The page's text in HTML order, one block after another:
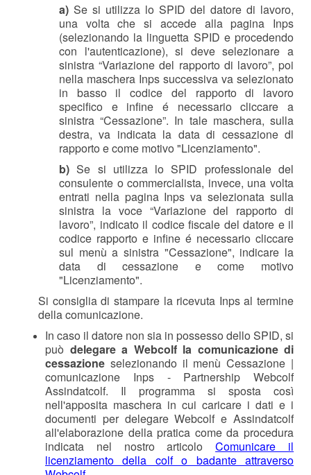
a) Se si utilizza lo SPID del datore di lavoro,
una volta che si accede alla pagina Inps
(selezionando la linguetta SPID e procedendo
con l'autenticazione), si deve selezionare a
sinistra “Variazione del rapporto di lavoro”, poi
nella maschera Inps successiva va selezionato
in basso il codice del rapporto di lavoro
specifico e infine é necessario cliccare a
sinistra “Cessazione”. In tale maschera, sulla
destra, va indicata la data di cessazione dl
rapporto e come motivo "Licenziamento".
b) Se si utilizza lo SPID professionale del
consulente o commercialista, invece, una volta
entrati nella pagina Inps va selezionata sulla
sinistra la voce “Variazione del rapporto di
lavoro”, indicato il codice fiscale del datore e il
codice rapporto e infine é necessario cliccare
sul menù a sinistra "Cessazione", indicare la
data di cessazione e come motivo
"Licenziamento".
Si consiglia di stampare la ricevuta Inps al termine
della comunicazione.
In caso il datore non sia in possesso dello SPID, si
può delegare a Webcolf la comunicazione di
cessazione selezionando il menù Cessazione |
comunicazione Inps - Partnership Webcolf
Assindatcolf. Il programma si sposta così
nell'apposita maschera in cui caricare i dati e i
documenti per delegare Webcolf e Assindatcolf
all'elaborazione della pratica come da procedura
indicata nel nostro articoloComunicare il
licenziamento della colf o badante attraverso